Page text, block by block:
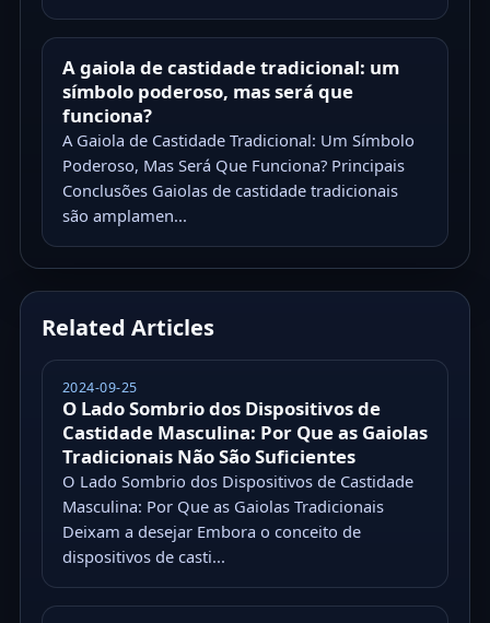
A gaiola de castidade tradicional: um
símbolo poderoso, mas será que
funciona?
A Gaiola de Castidade Tradicional: Um Símbolo
Poderoso, Mas Será Que Funciona? Principais
Conclusões Gaiolas de castidade tradicionais
são amplamen...
Related Articles
2024-09-25
O Lado Sombrio dos Dispositivos de
Castidade Masculina: Por Que as Gaiolas
Tradicionais Não São Suficientes
O Lado Sombrio dos Dispositivos de Castidade
Masculina: Por Que as Gaiolas Tradicionais
Deixam a desejar Embora o conceito de
dispositivos de casti...